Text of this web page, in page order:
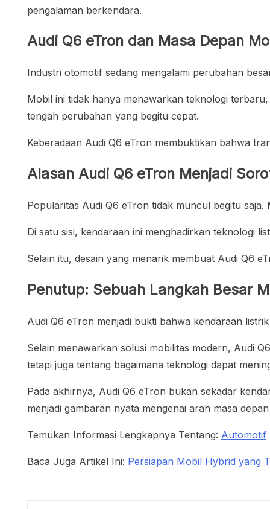
pengalaman berkendara.
Audi Q6 eTron dan Masa Depan
Industri otomotif sedang mengalami perubahan
Mobil ini tidak hanya menawarkan teknologi
tengah perubahan yang begitu cepat.
Keberadaan Audi Q6 eTron membuktikan bahwa
Alasan Audi Q6 eTron Menjadi
Popularitas Audi Q6 eTron tidak muncul begitu
Di satu sisi, kendaraan ini menghadirkan teknologi
Selain itu, desain yang menarik membuat Audi Q6
Penutup: Sebuah Langkah Besar
Audi Q6 eTron menjadi bukti bahwa kendaraan
Selain menawarkan solusi mobilitas modern, Audi
tetapi juga tentang bagaimana teknologi dapat
Pada akhirnya, Audi Q6 eTron bukan sekadar
menjadi gambaran nyata mengenai arah masa
Temukan Informasi Lengkapnya Tentang: Automotif
Baca Juga Artikel Ini: Persiapan Mobil Hybrid yang